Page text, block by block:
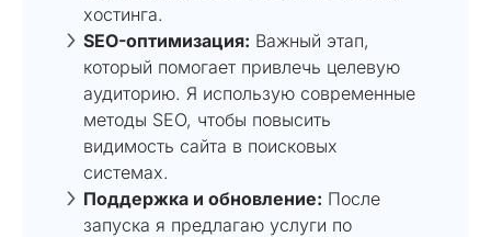
хостинга.
SEO-оптимизация: Важный этап,
который помогает привлечь целевую
аудиторию. Я использую современные
методы SEO, чтобы повысить
видимость сайта в поисковых
системах.
Поддержка и обновление: После
запуска я предлагаю услуги по